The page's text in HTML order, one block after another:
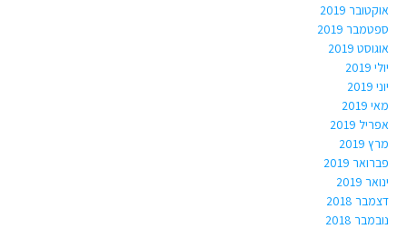
אוקטובר 2019
ספטמבר 2019
אוגוסט 2019
יולי 2019
יוני 2019
מאי 2019
אפריל 2019
מרץ 2019
פברואר 2019
ינואר 2019
דצמבר 2018
נובמבר 2018